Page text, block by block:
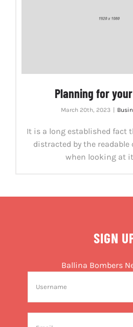
Planning for
March 20th, 2023 |
It is a long established fact
distracted by the readable
when looking at
SIGN
Ballina Bombers